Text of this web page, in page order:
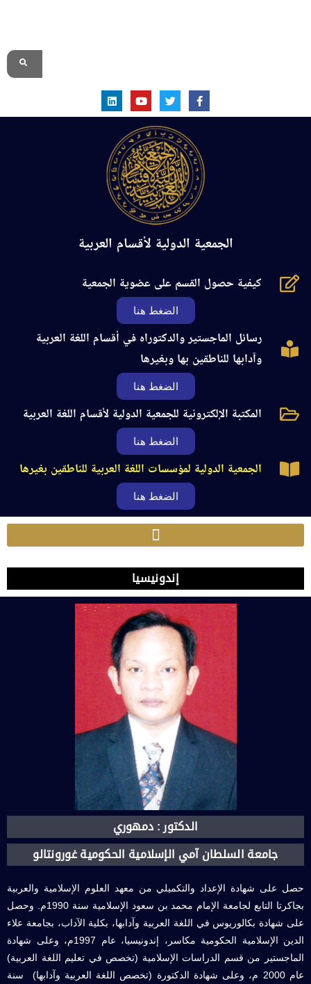
الجمعية الدولية لأقسام العربية
كيفية حصول القسم على عضوية الجمعية
الضغط هنا
رسائل الماجستير والدكتوراه في أقسام اللغة العربية
وآدابها للناطقين بها وبغيرها
الضغط هنا
المكتبة الإلكترونية للجمعية الدولية لأقسام اللغة العربية
الضغط هنا
الجمعية الدولية لمؤسسات اللغة العربية للناطقين بغيرها
الضغط هنا
إندونيسيا
الدكتور : دمهوري
جامعة السلطان آمي الإسلامية الحكومية غورونتالو
حصل على شهادة الإعداد والتكميلي من معهد العلوم الإسلامية والعربية
بجاكرتا التابع لجامعة الإمام محمد بن سعود الإسلامية سنة 1990م. وحصل
على شهادة بكالوريوس في اللغة العربية وآدابها، بكلية الآداب، بجامعة علاء
الدين الإسلامية الحكومية مكاسر، إندونيسيا، عام 1997م، وعلى شهادة
الماجستير من قسم الدراسات الإسلامية (تخصص في تعليم اللغة العربية)
عام 2000 م، وعلى شهادة الدكتورة (تخصص اللغة العربية وآدابها) سنة